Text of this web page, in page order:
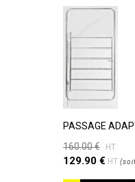
PASSAGE
160.00 €
HT
129.90 € HT (